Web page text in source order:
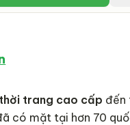
trang cao cấp đến
có mặt tại hơn 70